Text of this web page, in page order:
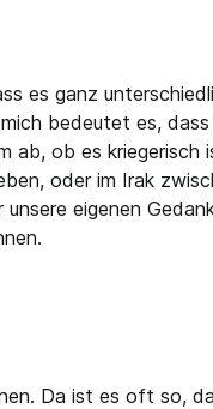
es ganz
bedeutet es,
ob es kriegerisch
oder im Irak
eigenen
Da ist es oft so,